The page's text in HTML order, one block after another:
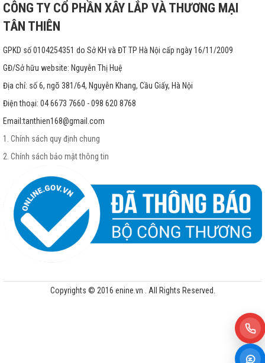
CÔNG TY CỔ PHẦN XÂY LẮP VÀ THƯƠNG MẠI
TÂN THIÊN
GPKD số 0104254351 do Sở KH và ĐT TP Hà Nội cấp ngày 16/11/2009
GĐ/Sở hữu website: Nguyễn Thị Huệ
Địa chỉ: số 6, ngõ 381/64, Nguyễn Khang, Cầu Giấy, Hà Nội
Điện thoại: 04 6673 7660 - 098 620 8768
Email:tanthien168@gmail.com
1. Chính sách quy định chung
2. Chính sách bảo mật thông tin
Copyrights © 2016 enine.vn . All Rights Reserved.